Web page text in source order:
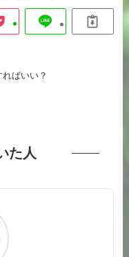
ばいい？
た人